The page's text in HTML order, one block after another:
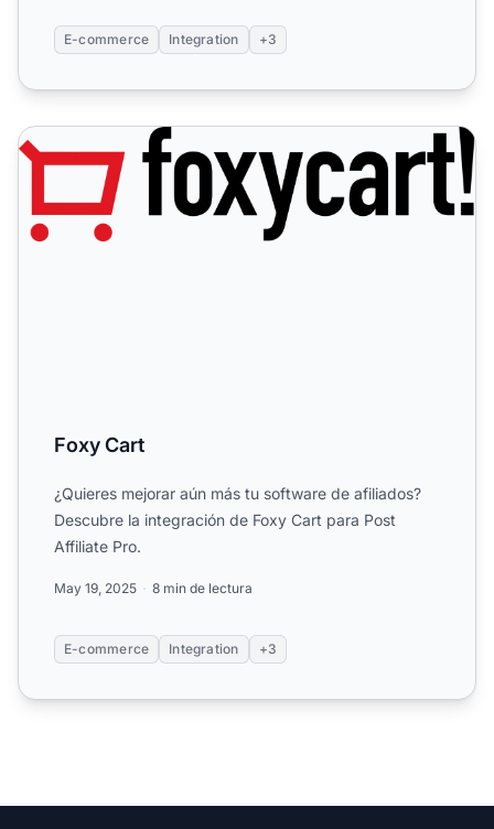
E-commerce Integration +3
Foxy Cart
Foxy Cart
¿Quieres mejorar aún más tu software de afiliados?
Descubre la integración de Foxy Cart para Post
Affiliate Pro.
May 19, 2025 8 min de lectura
E-commerce Integration +3